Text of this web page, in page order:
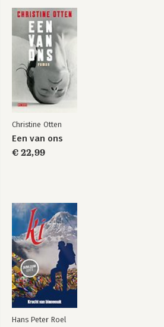
Steuntje in de rug
Bekijk alle boeken
Christine Otten
Een van ons
€ 22,99
Hans Peter Roel